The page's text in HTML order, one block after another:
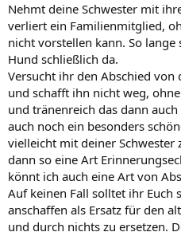
Nehmt deine Schwester mit
verliert ein Familienmitglied,
nicht vorstellen kann. So
Hund schließlich da.
Versucht ihr den Abschied
und schafft ihn nicht weg,
und tränenreich das dann
auch noch ein besonders
vielleicht mit deiner Schwester
dann so eine Art
könnt ich auch eine Art von
Auf keinen Fall solltet ihr Euch
anschaffen als Ersatz für den
und durch nichts zu ersetzen.